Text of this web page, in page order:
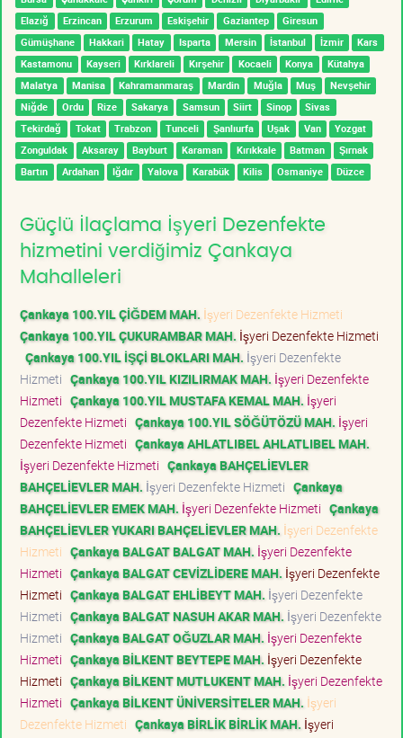
Elazığ
Erzincan Erzurum Eskişehir Gaziantep
Giresun
Gümüşhane
Hakkari Hatay Isparta Mersin İstanbul İzmir
Kars
Kastamonu
Kayseri Kırklareli Kırşehir Kocaeli Konya
Kütahya
Malatya
Manisa Kahramanmaraş Mardin Muğla Muş
Nevşehir
Niğde
Ordu Rize Sakarya Samsun Siirt Sinop
Sivas
Tekirdağ
Tokat Trabzon Tunceli Şanlıurfa Uşak Van
Yozgat
Zonguldak
Aksaray Bayburt Karaman Kırıkkale Batman
Şırnak
Bartın
Ardahan Iğdır Yalova Karabük Kilis Osmaniye Düzce
Güçlü İlaçlama İşyeri Dezenfekte
hizmetini verdiğimiz Çankaya
Mahalleleri
Çankaya 100.YIL ÇİĞDEM MAH. İşyeri Dezenfekte Hizmeti
Çankaya 100.YIL ÇUKURAMBAR MAH. İşyeri Dezenfekte Hizmeti
Çankaya 100.YIL İŞÇİ BLOKLARI MAH. İşyeri Dezenfekte
Hizmeti Çankaya 100.YIL KIZILIRMAK MAH. İşyeri Dezenfekte
Hizmeti Çankaya 100.YIL MUSTAFA KEMAL MAH. İşyeri
Dezenfekte Hizmeti Çankaya 100.YIL SÖĞÜTÖZÜ MAH. İşyeri
Dezenfekte Hizmeti Çankaya AHLATLIBEL AHLATLIBEL MAH.
İşyeri Dezenfekte Hizmeti Çankaya BAHÇELİEVLER
BAHÇELİEVLER MAH. İşyeri Dezenfekte Hizmeti Çankaya
BAHÇELİEVLER EMEK MAH. İşyeri Dezenfekte Hizmeti Çankaya
BAHÇELİEVLER YUKARI BAHÇELİEVLER MAH. İşyeri Dezenfekte
Hizmeti Çankaya BALGAT BALGAT MAH. İşyeri Dezenfekte
Hizmeti Çankaya BALGAT CEVİZLİDERE MAH. İşyeri Dezenfekte
Hizmeti Çankaya BALGAT EHLİBEYT MAH. İşyeri Dezenfekte
Hizmeti Çankaya BALGAT NASUH AKAR MAH. İşyeri Dezenfekte
Hizmeti Çankaya BALGAT OĞUZLAR MAH. İşyeri Dezenfekte
Hizmeti Çankaya BİLKENT BEYTEPE MAH. İşyeri Dezenfekte
Hizmeti Çankaya BİLKENT MUTLUKENT MAH. İşyeri Dezenfekte
Hizmeti Çankaya BİLKENT ÜNİVERSİTELER MAH. İşyeri
Dezenfekte Hizmeti Çankaya BİRLİK BİRLİK MAH. İşyeri